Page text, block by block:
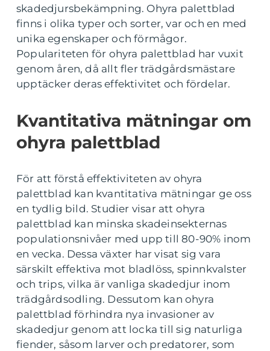
skadedjursbekämpning. Ohyra palettblad
finns i olika typer och sorter, var och en med
unika egenskaper och förmågor.
Populariteten för ohyra palettblad har vuxit
genom åren, då allt fler trädgårdsmästare
upptäcker deras effektivitet och fördelar.
Kvantitativa mätningar om
ohyra palettblad
För att förstå effektiviteten av ohyra
palettblad kan kvantitativa mätningar ge oss
en tydlig bild. Studier visar att ohyra
palettblad kan minska skadeinsekternas
populationsnivåer med upp till 80-90% inom
en vecka. Dessa växter har visat sig vara
särskilt effektiva mot bladlöss, spinnkvalster
och trips, vilka är vanliga skadedjur inom
trädgårdsodling. Dessutom kan ohyra
palettblad förhindra nya invasioner av
skadedjur genom att locka till sig naturliga
fiender, såsom larver och predatorer, som